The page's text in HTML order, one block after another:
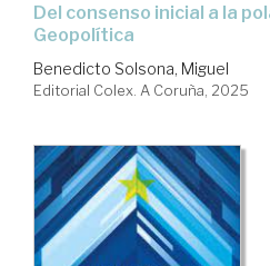
Del consenso inicial a la polarización de la Europa
Geopolítica
Benedicto Solsona, Miguel
Editorial Colex. A Coruña, 2025